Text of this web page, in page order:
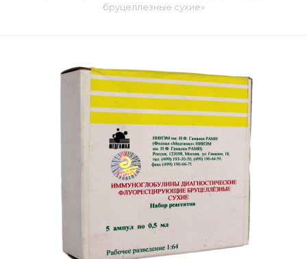
бpуцеллезные сухие»